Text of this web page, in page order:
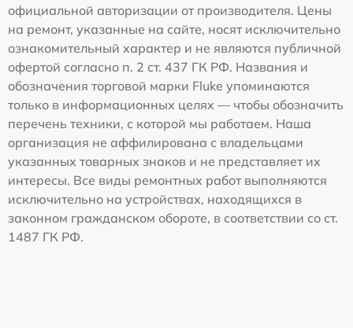
официальной авторизации от производителя. Цены
на ремонт, указанные на сайте, носят исключительно
ознакомительный характер и не являются публичной
офертой согласно п. 2 ст. 437 ГК РФ. Названия и
обозначения торговой марки Fluke упоминаются
только в информационных целях — чтобы обозначить
перечень техники, с которой мы работаем. Наша
организация не аффилирована с владельцами
указанных товарных знаков и не представляет их
интересы. Все виды ремонтных работ выполняются
исключительно на устройствах, находящихся в
законном гражданском обороте, в соответствии со ст.
1487 ГК РФ.